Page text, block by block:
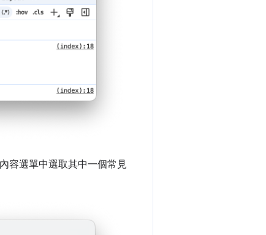
內容選單中選取其中一個常見